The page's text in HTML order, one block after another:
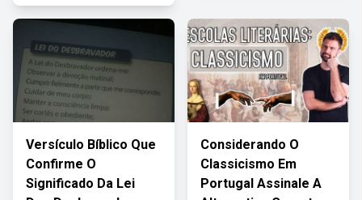
Versículo Bíblico Que
Confirme O
Significado Da Lei
Considerando O
Classicismo Em
Portugal Assinale A